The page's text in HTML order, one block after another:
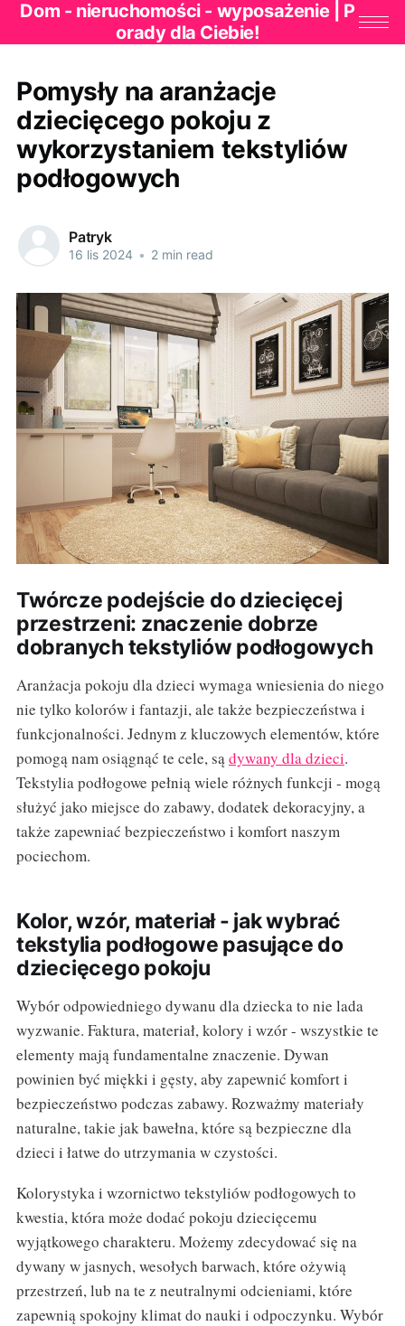
Dom - nieruchomości - wyposażenie | P
orady dla Ciebie!
Pomysły na aranżacje
dziecięcego pokoju z
wykorzystaniem tekstyliów
podłogowych
Patryk
16 lis 2024 • 2 min read
Twórcze podejście do dziecięcej
przestrzeni: znaczenie dobrze
dobranych tekstyliów podłogowych
Aranżacja pokoju dla dzieci wymaga wniesienia do niego
nie tylko kolorów i fantazji, ale także bezpieczeństwa i
funkcjonalności. Jednym z kluczowych elementów, które
pomogą nam osiągnąć te cele, sądywany dla dzieci.
Tekstylia podłogowe pełnią wiele różnych funkcji - mogą
służyć jako miejsce do zabawy, dodatek dekoracyjny, a
także zapewniać bezpieczeństwo i komfort naszym
pociechom.
Kolor, wzór, materiał - jak wybrać
tekstylia podłogowe pasujące do
dziecięcego pokoju
Wybór odpowiedniego dywanu dla dziecka to nie lada
wyzwanie. Faktura, materiał, kolory i wzór - wszystkie te
elementy mają fundamentalne znaczenie. Dywan
powinien być miękki i gęsty, aby zapewnić komfort i
bezpieczeństwo podczas zabawy. Rozważmy materiały
naturalne, takie jak bawełna, które są bezpieczne dla
dzieci i łatwe do utrzymania w czystości.
Kolorystyka i wzornictwo tekstyliów podłogowych to
kwestia, która może dodać pokoju dziecięcemu
wyjątkowego charakteru. Możemy zdecydować się na
dywany w jasnych, wesołych barwach, które ożywią
przestrzeń, lub na te z neutralnymi odcieniami, które
zapewnią spokojny klimat do nauki i odpoczynku. Wybór